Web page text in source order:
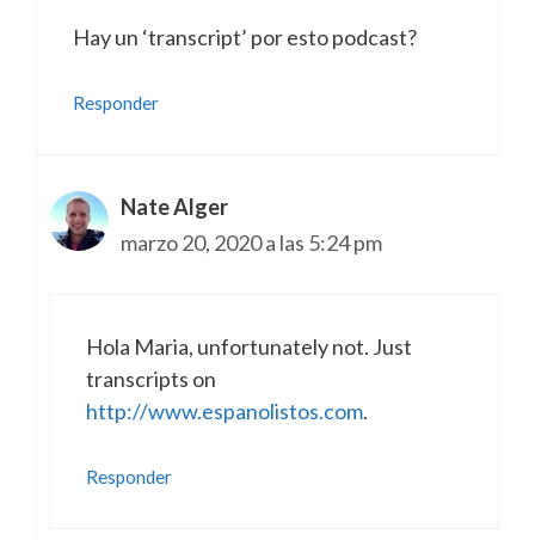
Hay un ‘transcript’ por esto podcast?
Responder
Nate Alger
marzo 20, 2020 a las 5:24 pm
Hola Maria, unfortunately not. Just
transcripts on
http://www.espanolistos.com.
Responder